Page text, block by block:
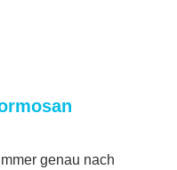
genau nach